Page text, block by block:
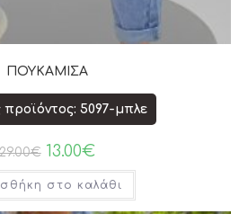
ΠΟΥΚΑΜΙΣΑ
προϊόντος: 5097-μπλε
€ 13.00€
στο καλάθι